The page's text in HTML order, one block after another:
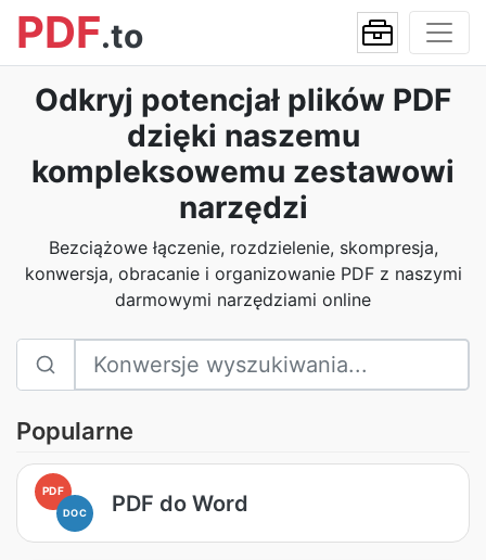
PDF.to
Odkryj potencjał plików PDF
dzięki naszemu
kompleksowemu zestawowi
narzędzi
Bezciążowe łączenie, rozdzielenie, skompresja,
konwersja, obracanie i organizowanie PDF z naszymi
darmowymi narzędziami online
Popularne
PDF
DOC PDF do Word